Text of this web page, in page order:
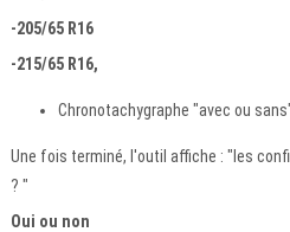
-205/65 R16
-215/65 R16,
Chronotachygraphe "avec ou
Une fois terminé, l'outil affiche : "les
? "
Oui ou non